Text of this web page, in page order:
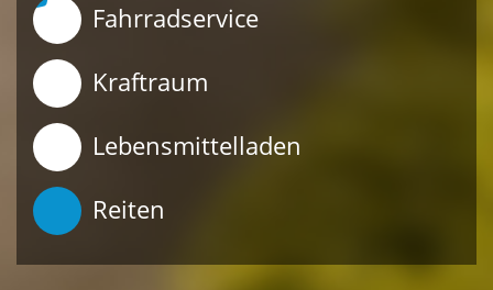
Fahrradservice
Kraftraum
Lebensmittelladen
Reiten